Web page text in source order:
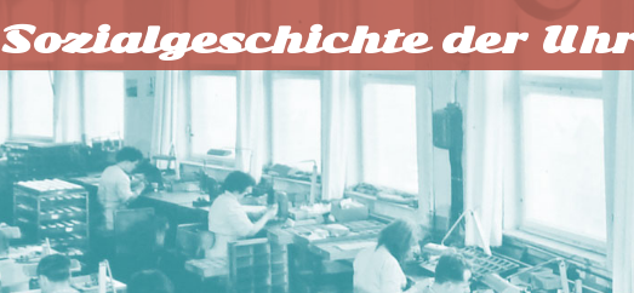
Sozialgeschichte der